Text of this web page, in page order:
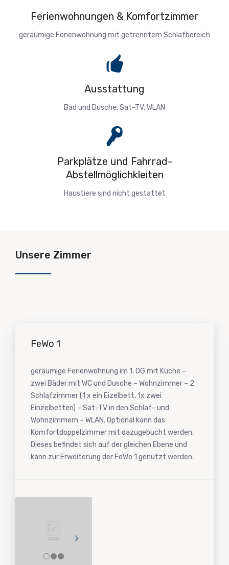
Ferienwohnungen & Komfortzimmer
geräumige Ferienwohnung mit getrenntem Schlafbereich
Ausstattung
Bad und Dusche, Sat-TV, WLAN
Parkplätze und Fahrrad-
Abstellmöglichkleiten
Haustiere sind nicht gestattet
Unsere Zimmer
FeWo 1
geräumige Ferienwohnung im 1. OG mit Küche –
zwei Bäder mit WC und Dusche – Wohnzimmer – 2
Schlafzimmer (1 x ein Eizelbett, 1x zwei
Einzelbetten) – Sat-TV in den Schlaf- und
Wohnzimmern – WLAN. Optional kann das
Komfortdoppelzimmer mit dazugebucht werden.
Dieses befindet sich auf der gleichen Ebene und
kann zur Erweiterung der FeWo 1 genutzt werden.